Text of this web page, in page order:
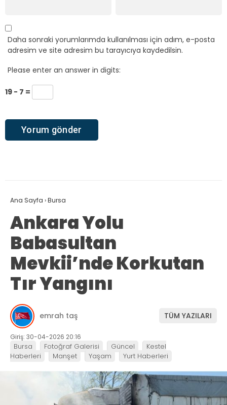
Daha sonraki yorumlarımda kullanılması için adım, e-posta
adresim ve site adresim bu tarayıcıya kaydedilsin.
Please enter an answer in digits:
19 − 7 =
Ana Sayfa ›Bursa
Ankara Yolu
Babasultan
Mevkii’nde Korkutan
Tır Yangını
emrah taş TÜM YAZILARI
Giriş: 30-04-2026 20:16
Bursa Fotoğraf Galerisi Güncel
Kestel
Haberleri
Manşet Yaşam Yurt Haberleri